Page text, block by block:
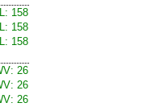
158
158
158
26
26
26